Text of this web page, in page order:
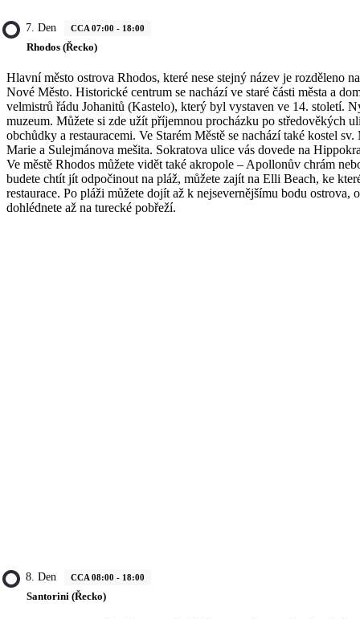
7. Den CCA 07:00 - 18:00
Rhodos (Řecko)
Hlavní město ostrova Rhodos, které nese stejný název je rozděleno
Nové Město. Historické centrum se nachází ve staré části města a
velmistrů řádu Johanitů (Kastelo), který byl vystaven ve 14. století.
muzeum. Můžete si zde užít příjemnou procházku po středověkých
obchůdky a restauracemi. Ve Starém Městě se nachází také kostel
Marie a Sulejmánova mešita. Sokratova ulice vás dovede na
Ve městě Rhodos můžete vidět také akropole – Apollonův chrám
budete chtít jít odpočinout na pláž, můžete zajít na Elli Beach, ke
restaurace. Po pláži můžete dojít až k nejsevernějšímu bodu ostrova,
dohlédnete až na turecké pobřeží.
8. Den CCA 08:00 - 18:00
Santorini (Řecko)